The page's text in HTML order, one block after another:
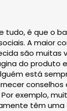
tudo, é que o
A maior
são muitas
do produto
está
exemplo,
têm